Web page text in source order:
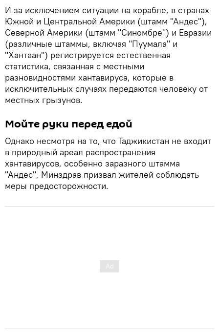
И за исключением ситуации на корабле, в странах
Южной и Центральной Америки (штамм "Андес"),
Северной Америки (штамм "Синомбре") и Евразии
(различные штаммы, включая "Пуумала" и
"Хантаан") регистрируется естественная
статистика, связанная с местными
разновидностями хантавируса, которые в
исключительных случаях передаются человеку от
местных грызунов.
Мойте руки перед едой
Однако несмотря на то, что Таджикистан не входит
в природный ареал распространения
хантавирусов, особенно заразного штамма
"Андес", Минздрав призвал жителей соблюдать
меры предосторожности.